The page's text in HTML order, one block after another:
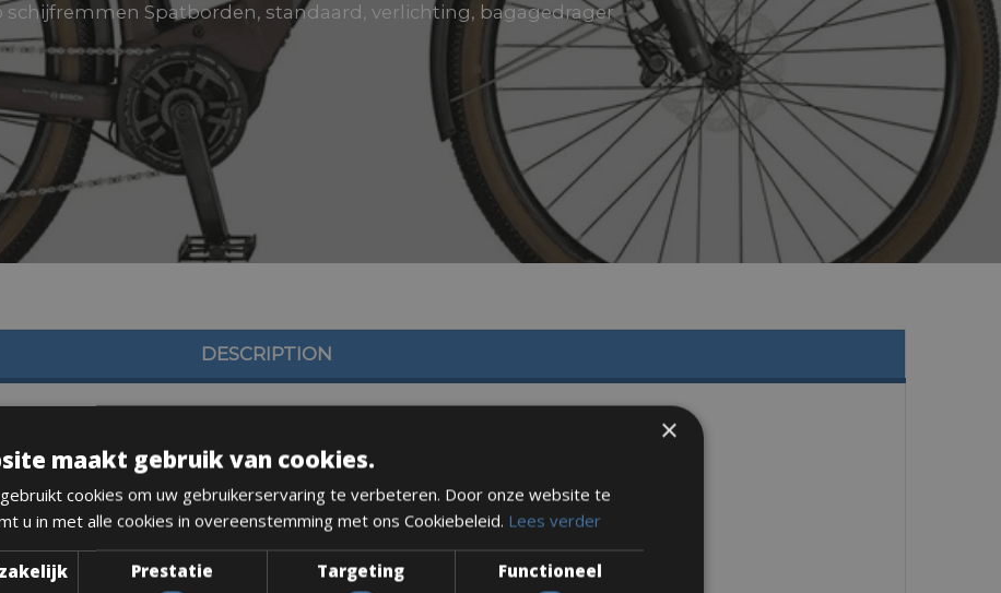
schijfremmen Spatborden, standaard, verlichting, bagagedrager
DESCRIPTION
×
maakt gebruik van cookies.
cookies om uw gebruikerservaring te verbeteren. Door onze website te
u in met alle cookies in overeenstemming met ons Cookiebeleid. Lees verder
Prestatie Targeting Functioneel